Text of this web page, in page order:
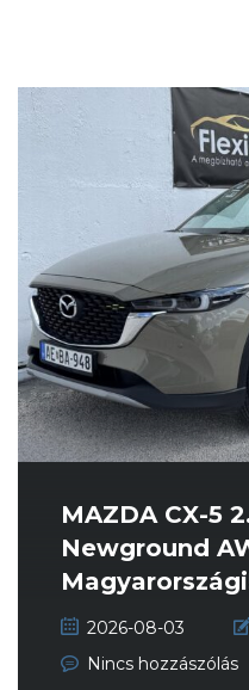
MAZDA CX-5
Newground
szerviz...
2026-08-03
Nincs hozzászólás